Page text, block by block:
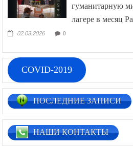
гуманитарную
лагере в месяц
02.03.2026 0
COVID-2019
ПОСЛЕДНИЕ ЗАПИСИ
НАШИ КОНТАКТЫ